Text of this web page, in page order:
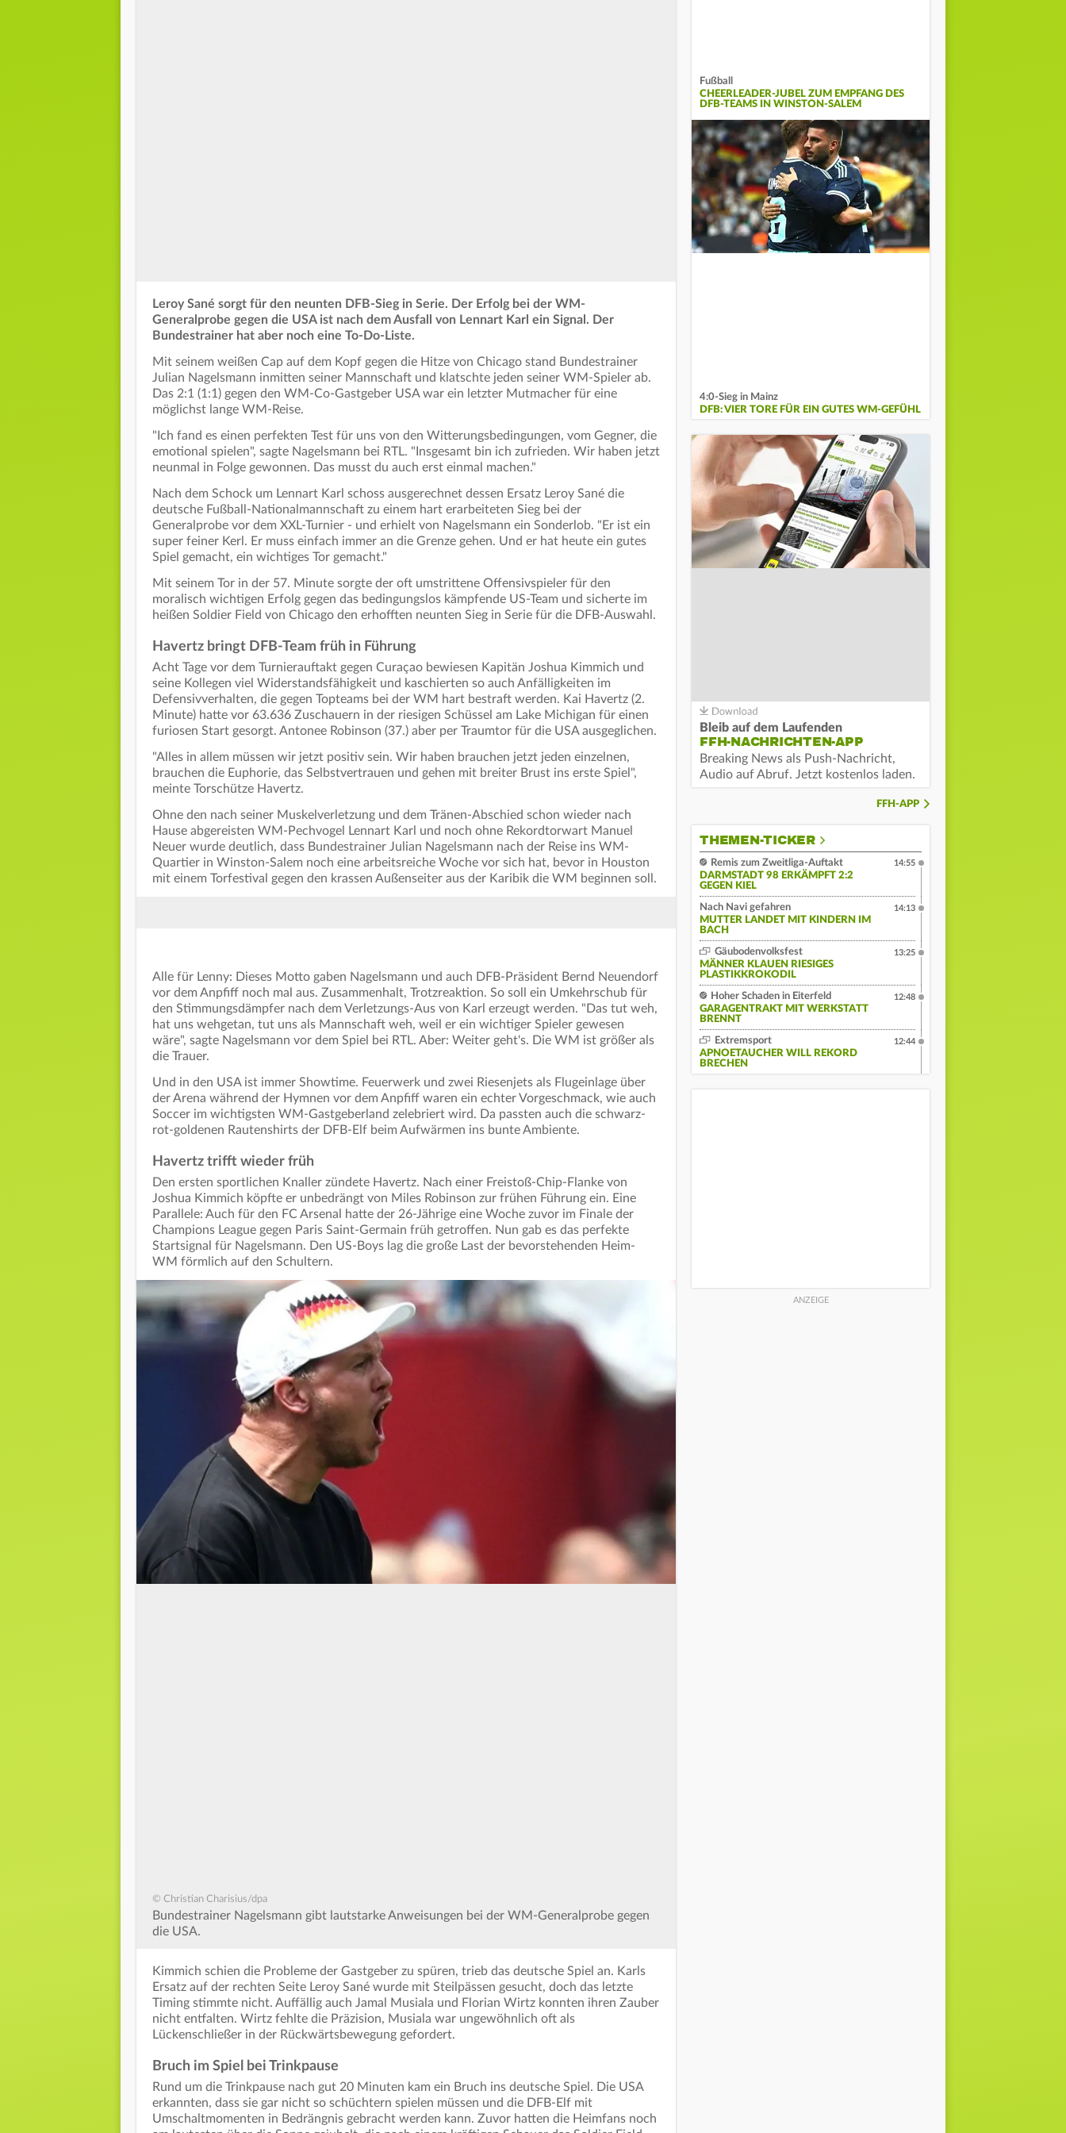
Leroy Sané sorgt für den neunten DFB-Sieg in Serie. Der Erfolg bei der WM-
Generalprobe gegen die USA ist nach dem Ausfall von Lennart Karl ein Signal. Der
Bundestrainer hat aber noch eine To-Do-Liste.
Mit seinem weißen Cap auf dem Kopf gegen die Hitze von Chicago stand Bundestrainer
Julian Nagelsmann inmitten seiner Mannschaft und klatschte jeden seiner WM-Spieler ab.
Das 2:1 (1:1) gegen den WM-Co-Gastgeber USA war ein letzter Mutmacher für eine
möglichst lange WM-Reise.
"Ich fand es einen perfekten Test für uns von den Witterungsbedingungen, vom Gegner, die
emotional spielen", sagte Nagelsmann bei RTL. "Insgesamt bin ich zufrieden. Wir haben jetzt
neunmal in Folge gewonnen. Das musst du auch erst einmal machen."
Nach dem Schock um Lennart Karl schoss ausgerechnet dessen Ersatz Leroy Sané die
deutsche Fußball-Nationalmannschaft zu einem hart erarbeiteten Sieg bei der
Generalprobe vor dem XXL-Turnier - und erhielt von Nagelsmann ein Sonderlob. "Er ist ein
super feiner Kerl. Er muss einfach immer an die Grenze gehen. Und er hat heute ein gutes
Spiel gemacht, ein wichtiges Tor gemacht."
Mit seinem Tor in der 57. Minute sorgte der oft umstrittene Offensivspieler für den
moralisch wichtigen Erfolg gegen das bedingungslos kämpfende US-Team und sicherte im
heißen Soldier Field von Chicago den erhofften neunten Sieg in Serie für die DFB-Auswahl.
Havertz bringt DFB-Team früh in Führung
Acht Tage vor dem Turnierauftakt gegen Curaçao bewiesen Kapitän Joshua Kimmich und
seine Kollegen viel Widerstandsfähigkeit und kaschierten so auch Anfälligkeiten im
Defensivverhalten, die gegen Topteams bei der WM hart bestraft werden. Kai Havertz (2.
Minute) hatte vor 63.636 Zuschauern in der riesigen Schüssel am Lake Michigan für einen
furiosen Start gesorgt. Antonee Robinson (37.) aber per Traumtor für die USA ausgeglichen.
"Alles in allem müssen wir jetzt positiv sein. Wir haben brauchen jetzt jeden einzelnen,
brauchen die Euphorie, das Selbstvertrauen und gehen mit breiter Brust ins erste Spiel",
meinte Torschütze Havertz.
Ohne den nach seiner Muskelverletzung und dem Tränen-Abschied schon wieder nach
Hause abgereisten WM-Pechvogel Lennart Karl und noch ohne Rekordtorwart Manuel
Neuer wurde deutlich, dass Bundestrainer Julian Nagelsmann nach der Reise ins WM-
Quartier in Winston-Salem noch eine arbeitsreiche Woche vor sich hat, bevor in Houston
mit einem Torfestival gegen den krassen Außenseiter aus der Karibik die WM beginnen soll.
Alle für Lenny: Dieses Motto gaben Nagelsmann und auch DFB-Präsident Bernd Neuendorf
vor dem Anpfiff noch mal aus. Zusammenhalt, Trotzreaktion. So soll ein Umkehrschub für
den Stimmungsdämpfer nach dem Verletzungs-Aus von Karl erzeugt werden. "Das tut weh,
hat uns wehgetan, tut uns als Mannschaft weh, weil er ein wichtiger Spieler gewesen
wäre", sagte Nagelsmann vor dem Spiel bei RTL. Aber: Weiter geht's. Die WM ist größer als
die Trauer.
Und in den USA ist immer Showtime. Feuerwerk und zwei Riesenjets als Flugeinlage über
der Arena während der Hymnen vor dem Anpfiff waren ein echter Vorgeschmack, wie auch
Soccer im wichtigsten WM-Gastgeberland zelebriert wird. Da passten auch die schwarz-
rot-goldenen Rautenshirts der DFB-Elf beim Aufwärmen ins bunte Ambiente.
Havertz trifft wieder früh
Den ersten sportlichen Knaller zündete Havertz. Nach einer Freistoß-Chip-Flanke von
Joshua Kimmich köpfte er unbedrängt von Miles Robinson zur frühen Führung ein. Eine
Parallele: Auch für den FC Arsenal hatte der 26-Jährige eine Woche zuvor im Finale der
Champions League gegen Paris Saint-Germain früh getroffen. Nun gab es das perfekte
Startsignal für Nagelsmann. Den US-Boys lag die große Last der bevorstehenden Heim-
WM förmlich auf den Schultern.
© Christian Charisius/dpa
Bundestrainer Nagelsmann gibt lautstarke Anweisungen bei der WM-Generalprobe gegen
die USA.
Kimmich schien die Probleme der Gastgeber zu spüren, trieb das deutsche Spiel an. Karls
Ersatz auf der rechten Seite Leroy Sané wurde mit Steilpässen gesucht, doch das letzte
Timing stimmte nicht. Auffällig auch Jamal Musiala und Florian Wirtz konnten ihren Zauber
nicht entfalten. Wirtz fehlte die Präzision, Musiala war ungewöhnlich oft als
Lückenschließer in der Rückwärtsbewegung gefordert.
Bruch im Spiel bei Trinkpause
Rund um die Trinkpause nach gut 20 Minuten kam ein Bruch ins deutsche Spiel. Die USA
erkannten, dass sie gar nicht so schüchtern spielen müssen und die DFB-Elf mit
Umschaltmomenten in Bedrängnis gebracht werden kann. Zuvor hatten die Heimfans noch
Fußball
CHEERLEADER-JUBEL ZUM EMPFANG DES
DFB-TEAMS IN WINSTON-SALEM
4:0-Sieg in Mainz
DFB: VIER TORE FÜR EIN GUTES WM-GEFÜHL
Bleib auf dem Laufenden
FFH-NACHRICHTEN-APP
Breaking News als Push-Nachricht,
Audio auf Abruf. Jetzt kostenlos laden.
FFH-APP
THEMEN-TICKER
Remis zum Zweitliga-Auftakt
DARMSTADT 98 ERKÄMPFT 2:2
GEGEN KIEL
14:55
Nach Navi gefahren
MUTTER LANDET MIT KINDERN IM
BACH
14:13
Gäubodenvolksfest
MÄNNER KLAUEN RIESIGES
PLASTIKKROKODIL
13:25
Hoher Schaden in Eiterfeld
GARAGENTRAKT MIT WERKSTATT
BRENNT
12:48
Extremsport
APNOETAUCHER WILL REKORD
BRECHEN
12:44